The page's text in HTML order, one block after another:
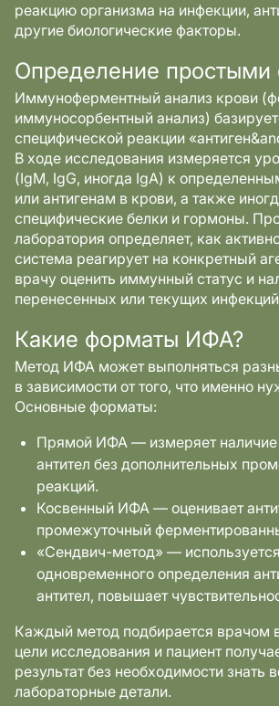
реакцию организма на инфекции,
другие биологические факторы.
Определение простыми
Иммуноферментный анализ крови
иммуносорбентный анализ)
специфической реакции
В ходе исследования измеряется
(IgM, IgG, иногда IgA) к
или антигенам в крови, а также
специфические белки и гормоны.
лаборатория определяет, как
система реагирует на конкретный
врачу оценить иммунный статус и
перенесенных или текущих
Какие форматы ИФА?
Метод ИФА может выполняться
в зависимости от того, что именно
Основные форматы:
Прямой ИФА — измеряет наличие
антител без дополнительных
реакций.
Косвенный ИФА — оценивает
промежуточный
«Сендвич-метод» —
одновременного определения
антител, повышает
Каждый метод подбирается врачом
цели исследования и пациент
результат без необходимости знать
лабораторные детали.